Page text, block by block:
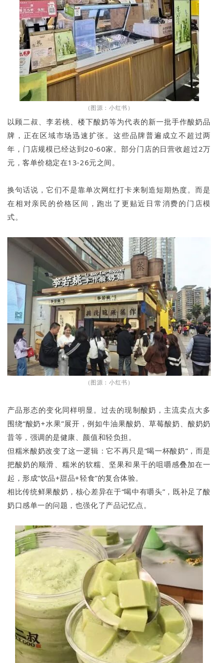
（图源：小红书）
以顾二叔、李若桃、楼下酸奶等为代表的新一批手作酸奶品
牌，正在区域市场迅速扩张。这些品牌普遍成立不超过两
年，门店规模已经达到20-60家。部分门店的日营收超过2万
元，客单价稳定在13-26元之间。
换句话说，它们不是靠单次网红打卡来制造短期热度。而是
在相对亲民的价格区间，跑出了更贴近日常消费的门店模
式。
（图源：小红书）
产品形态的变化同样明显。过去的现制酸奶，主流卖点大多
围绕“酸奶+水果”展开，例如牛油果酸奶、草莓酸奶、酸奶奶
昔等，强调的是健康、颜值和轻负担。
但糯米酸奶改变了这一逻辑：它不再只是“喝一杯酸奶”，而是
把酸奶的顺滑、糯米的软糯、坚果和果干的咀嚼感叠加在一
起，形成“饮品+甜品+轻食”的复合体验。
相比传统鲜果酸奶，核心差异在于“喝中有嚼头”，既补足了酸
奶口感单一的问题，也强化了产品记忆点。